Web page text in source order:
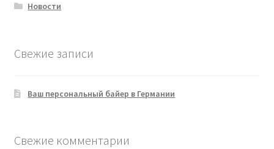
Новости
Свежие записи
Ваш персональный байер в Германии
Свежие комментарии